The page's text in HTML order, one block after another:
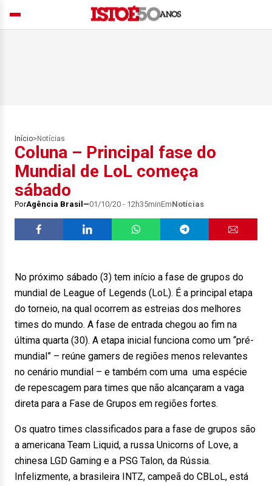
Início> Notícias
Coluna – Principal fase do
Mundial de LoL começa
sábado
PorAgência Brasil 01/10/20 - 12h35minEmNotícias
No próximo sábado (3) tem início a fase de grupos do
mundial de League of Legends (LoL). É a principal etapa
do torneio, na qual ocorrem as estreias dos melhores
times do mundo. A fase de entrada chegou ao fim na
última quarta (30). A etapa inicial funciona como um “pré-
mundial” – reúne gamers de regiões menos relevantes
no cenário mundial – e também com uma uma espécie
de repescagem para times que não alcançaram a vaga
direta para a Fase de Grupos em regiões fortes.
Os quatro times classificados para a fase de grupos são
a americana Team Liquid, a russa Unicorns of Love, a
chinesa LGD Gaming e a PSG Talon, da Rússia.
Infelizmente, a brasileira INTZ, campeã do CBLoL, está